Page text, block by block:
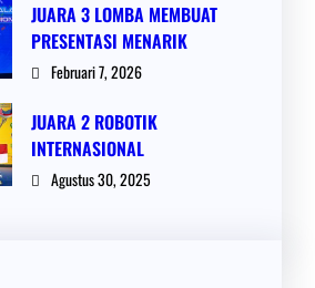
JUARA 3 LOMBA MEMBUAT
PRESENTASI MENARIK
Februari 7, 2026
JUARA 2 ROBOTIK
INTERNASIONAL
Agustus 30, 2025